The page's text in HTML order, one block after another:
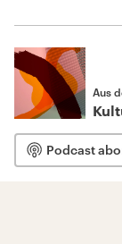
Aus
Podcast